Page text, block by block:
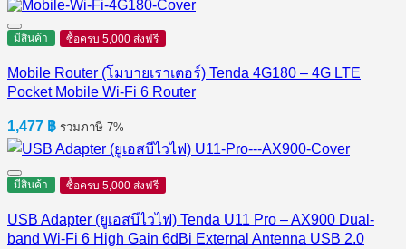
มีสินค้า ซื้อครบ 5,000 ส่งฟรี
Mobile Router (โมบายเราเตอร์) Tenda 4G180 – 4G LTE
Pocket Mobile Wi-Fi 6 Router
1,477 ฿ รวมภาษี 7%
มีสินค้า ซื้อครบ 5,000 ส่งฟรี
USB Adapter (ยูเอสบีไวไฟ) Tenda U11 Pro – AX900 Dual-
band Wi-Fi 6 High Gain 6dBi External Antenna USB 2.0